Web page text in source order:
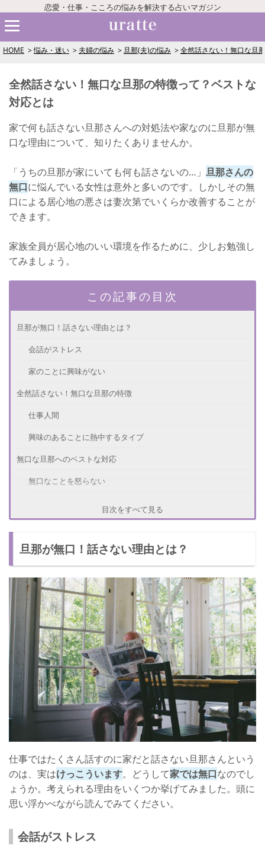
恋愛・仕事・こころの悩みを解決する占いマガジン
HOME 悩み・迷い 夫婦の悩み 旦那(夫)の悩み 全然話さない！無口な旦
全然話さない！無口な旦那の特徴って？ベストな
対応とは
家で何も話さない旦那さんへの対処法や家なのに旦那が無
口な理由について、知りたくありませんか。
「うちの旦那が家にいても何も話さないの…」 旦那さんの
無口に悩んでいる女性は意外と多いのです。しかしその無
口による居心地の悪さは妻次第でいくらか改善することが
できます。
家族全員が居心地のいい環境を作るために、少しお勉強し
てみましょう。
この記事の目次
旦那が無口！話さない理由とは？
会話がストレス
家のことに興味がない
全然話さない！無口な旦那の特徴
仕事人間
興味のあることに熱中するタイプ
無口な旦那へのベストな対応
無口なことを怒らない
イエスかノーで答えられることを聞く
話題を選ぶ
無口な旦那は意外と多い！
目次をすべて見る
旦那が無口！話さない理由とは？
仕事ではたくさん話すのに家だと話さない旦那さんという
のは、実はけっこういます。どうして家では無口なのでし
ょうか。考えられる理由をいくつか挙げてみました。頭に
思い浮かべながら読んでみてください。
会話がストレス